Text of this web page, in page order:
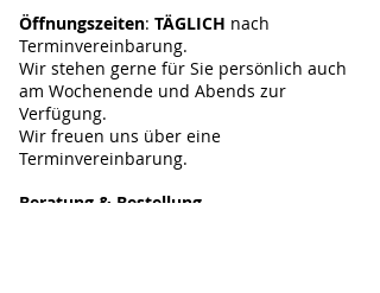
Öffnungszeiten: TÄGLICH nach
Terminvereinbarung.
Wir stehen gerne für Sie persönlich auch
am Wochenende und Abends zur
Verfügung.
Wir freuen uns über eine
Terminvereinbarung.
Beratung & Bestellung